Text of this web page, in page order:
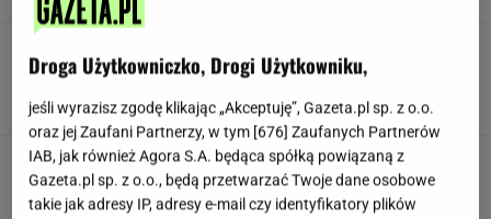
Gawryluk reaguje na krytykę po debacie u
Nawrockiego. Co na to Polsat?
Droga Użytkowniczko, Drogi Użytkowniku,
jeśli wyrazisz zgodę klikając „Akceptuję”, Gazeta.pl sp. z o.o.
oraz jej Zaufani Partnerzy, w tym [676] Zaufanych Partnerów
IAB, jak również Agora S.A. będąca spółką powiązaną z
Gazeta.pl sp. z o.o., będą przetwarzać Twoje dane osobowe
takie jak adresy IP, adresy e-mail czy identyfikatory plików